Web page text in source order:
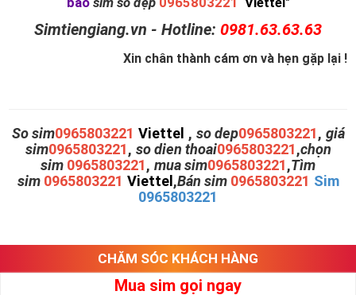
Simtiengiang.vn - Hotline: 0981.63.63.63
Xin chân thành cám ơn và hẹn gặp lại !
So sim0965803221 Viettel , so dep0965803221, giá
sim0965803221, so dien thoai0965803221,chọn
sim 0965803221, mua sim0965803221,Tìm
sim 0965803221 Viettel,Bán sim 0965803221 Sim
0965803221
CHĂM SÓC KHÁCH HÀNG
Mua sim gọi ngay